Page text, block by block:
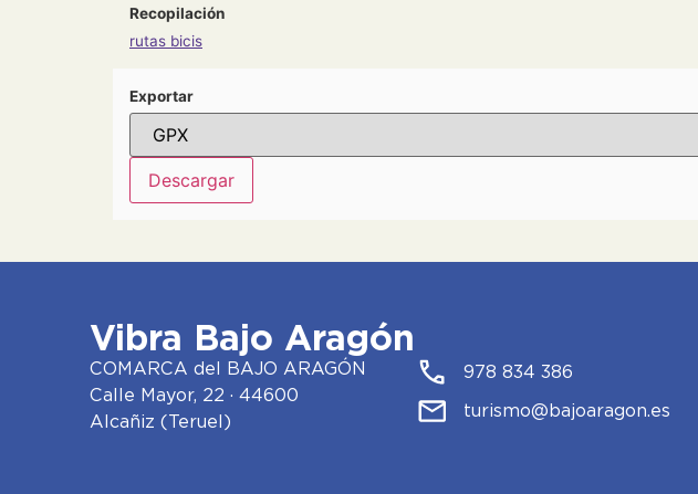
Recopilación
rutas bicis
Exportar
Vibra Bajo Aragón
COMARCA del BAJO ARAGÓN
Calle Mayor, 22 · 44600
Alcañiz (Teruel)
978 834 386
turismo@bajoaragon.es